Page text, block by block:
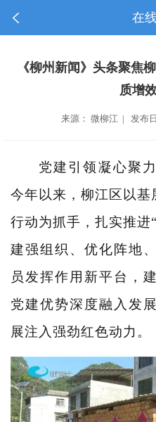
在
《柳州新闻》头条聚焦
质增
来源： 微柳江 | 发布
党建引领凝心聚
今年以来，柳江区以基
行动为抓手，扎实推进
建强组织、优化阵地
员发挥作用新平台，
党建优势深度融入发
展注入强劲红色动力。